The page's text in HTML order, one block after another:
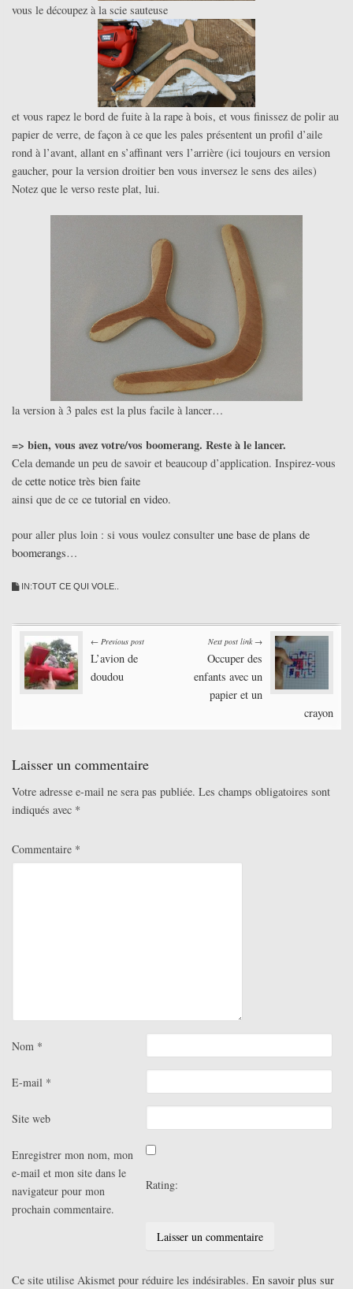
vous le découpez à la scie sauteuse
et vous rapez le bord de fuite à la rape à bois, et vous finissez de polir au
papier de verre, de façon à ce que les pales présentent un profil d’aile
rond à l’avant, allant en s’affinant vers l’arrière (ici toujours en version
gaucher, pour la version droitier ben vous inversez le sens des ailes)
Notez que le verso reste plat, lui.
la version à 3 pales est la plus facile à lancer…
=> bien, vous avez votre/vos boomerang. Reste à le lancer.
Cela demande un peu de savoir et beaucoup d’application. Inspirez-vous
de cette notice très bien faite
ainsi que de ce ce tutorial en video.
pour aller plus loin : si vous voulez consulter une base de plans de
boomerangs…
IN:TOUT CE QUI VOLE..
Post
navigation
← Previous post
L’avion de
doudou
Next post link →
Occuper des
enfants avec un
papier et un
crayon
Laisser un commentaire
Votre adresse e-mail ne sera pas publiée. Les champs obligatoires sont
indiqués avec *
Commentaire *
Nom *
E-mail *
Site web
Enregistrer mon nom, mon
e-mail et mon site dans le
navigateur pour mon
prochain commentaire.
Rating:
Ce site utilise Akismet pour réduire les indésirables. En savoir plus sur